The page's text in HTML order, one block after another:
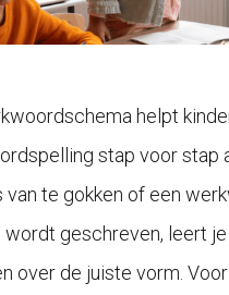
helpt
stap voor stap
van te gokken of een
wordt geschreven, leert
over de juiste vorm.